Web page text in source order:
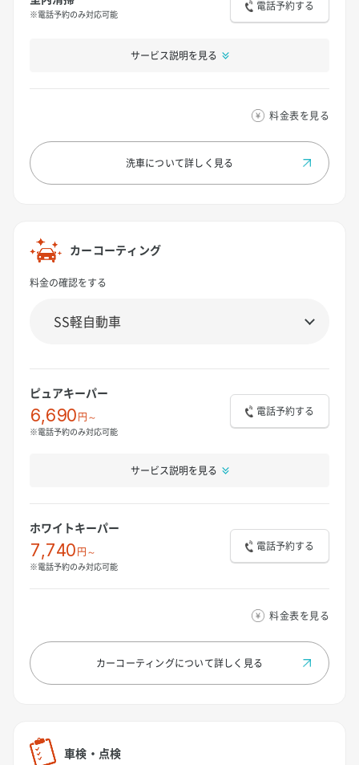
※電話予約のみ対応可能
電話予約する
サービス説明を見る
料金表を見る
洗車について詳しく見る
カーコーティング
料金の確認をする
ピュアキーパー
6,690円～
※電話予約のみ対応可能
電話予約する
サービス説明を見る
ホワイトキーパー
7,740円～
※電話予約のみ対応可能
電話予約する
料金表を見る
カーコーティングについて詳しく見る
車検・点検